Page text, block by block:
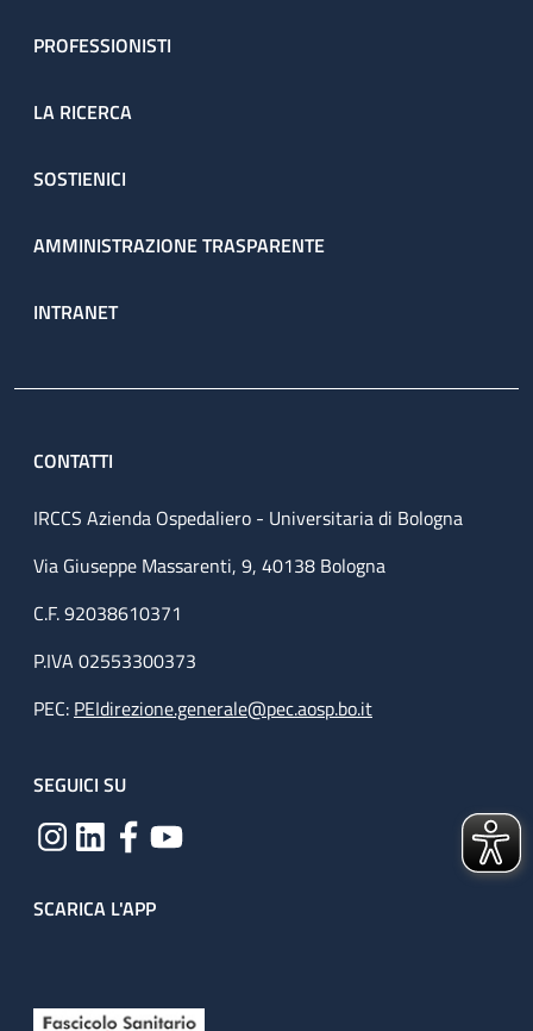
PROFESSIONISTI
LA RICERCA
SOSTIENICI
AMMINISTRAZIONE TRASPARENTE
INTRANET
CONTATTI
IRCCS Azienda Ospedaliero - Universitaria di Bologna
Via Giuseppe Massarenti, 9, 40138 Bologna
C.F. 92038610371
P.IVA 02553300373
PEC: PEIdirezione.generale@pec.aosp.bo.it
SEGUICI SU
SCARICA L'APP